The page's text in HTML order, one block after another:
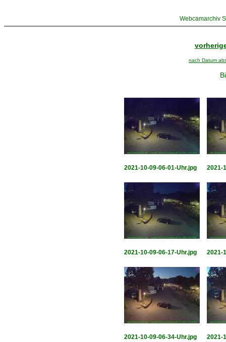
Webcamarchiv
nach Datum
2021-10-09-06-01-Uhr.jpg 2021-
2021-10-09-06-17-Uhr.jpg 2021-
2021-10-09-06-34-Uhr.jpg 2021-